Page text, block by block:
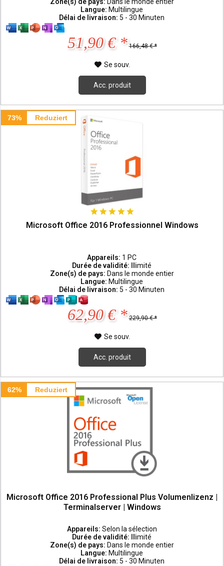
Langue: Multilingue
Délai de livraison: 5 - 30 Minuten
51,90 € * 166,48 € *
Se souv.
Acc. produit
73% Reduziert
Microsoft Office 2016 Professionnel Windows
Appareils: 1 PC
Durée de validité:Illimité
Zone(s) de pays: Dans le monde entier
Langue:Multilingue
Délai de livraison: 5 - 30 Minuten
62,90 € * 229,90 € *
Se souv.
Acc. produit
62% Reduziert
Microsoft Office 2016 Professional Plus Volumenlizenz |
Terminalserver | Windows
Appareils: Selon la sélection
Durée de validité:
Illimité
Zone(s) de pays: Dans le monde entier
Langue: Multilingue
Délai de livraison: 5 - 30 Minuten